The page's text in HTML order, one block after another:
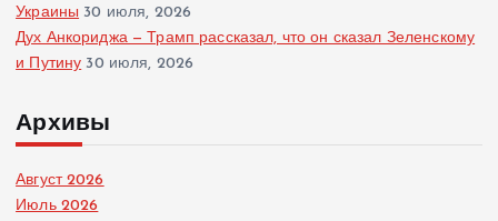
Украины 30 июля, 2026
Дух Анкориджа — Трамп рассказал, что он сказал Зеленскому
и Путину 30 июля, 2026
Архивы
Август 2026
Июль 2026